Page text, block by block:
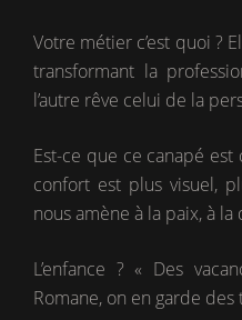
Votre métier c’est quoi ?
transformant la
l’autre rêve celui de la
Est-ce que ce canapé
confort est plus visuel,
nous amène à la paix, à la
L’enfance ? « Des
Romane, on en garde des